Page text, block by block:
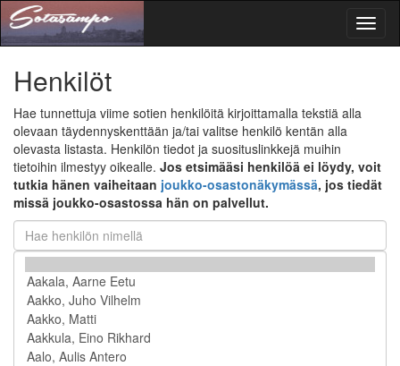
Henkilöt
Hae tunnettuja viime sotien henkilöitä kirjoittamalla tekstiä alla
olevaan täydennyskenttään ja/tai valitse henkilö kentän alla
olevasta listasta. Henkilön tiedot ja suosituslinkkejä muihin
tietoihin ilmestyy oikealle. Jos etsimääsi henkilöä ei löydy, voit
tutkia hänen vaiheitaan joukko-osastonäkymässä, jos tiedät
missä joukko-osastossa hän on palvellut.